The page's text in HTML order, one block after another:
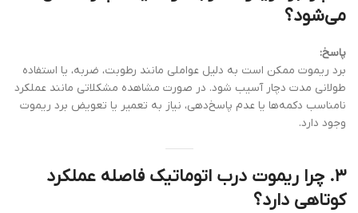
می‌شود؟
پاسخ:
برد ریموت ممکن است به دلیل عواملی مانند رطوبت، ضربه، یا استفاده
طولانی مدت دچار آسیب شود. در صورت مشاهده مشکلاتی مانند عملکرد
نامناسب دکمه‌ها یا عدم پاسخ‌دهی، نیاز به تعمیر یا تعویض برد ریموت
وجود دارد.
۳. چرا ریموت درب اتوماتیک فاصله عملکرد
کوتاهی دارد؟